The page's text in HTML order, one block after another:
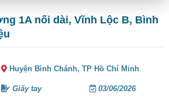
1A nối dài, Vĩnh Lộc B, Bình
Huyện Bình Chánh,TP Hồ Chí Minh
Giấy tay 03/06/2026